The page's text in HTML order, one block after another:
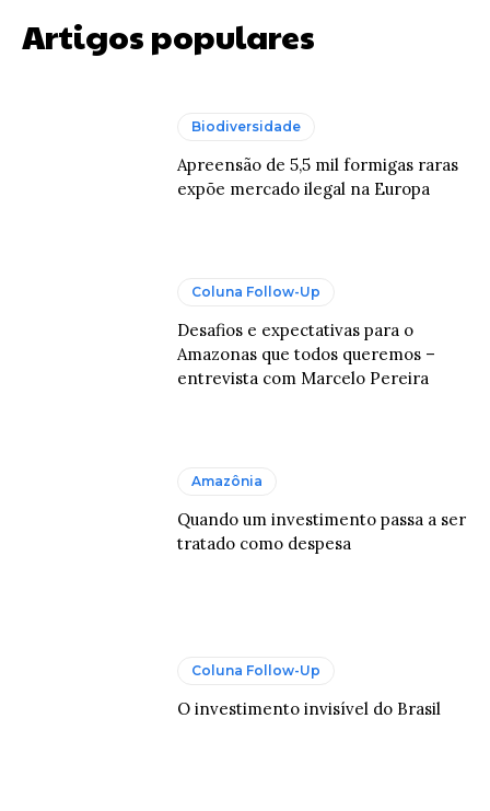
Artigos populares
Biodiversidade
Apreensão de 5,5 mil formigas raras
expõe mercado ilegal na Europa
Coluna Follow-Up
Desafios e expectativas para o
Amazonas que todos queremos –
entrevista com Marcelo Pereira
Amazônia
Quando um investimento passa a ser
tratado como despesa
Coluna Follow-Up
O investimento invisível do Brasil